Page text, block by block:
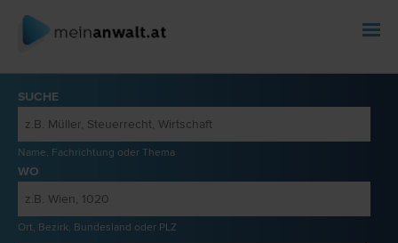
SUCHE
Name, Fachrichtung oder Thema
WO
Ort, Bezirk, Bundesland oder PLZ